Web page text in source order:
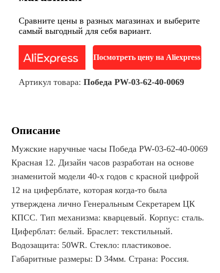
Сравните цены в разных магазинах и выберите
самый выгодный для себя вариант.
Посмотреть цену на Aliexpress
Артикул товара: Победа PW-03-62-40-0069
Описание
Мужские наручные часы Победа PW-03-62-40-0069
Красная 12. Дизайн часов разработан на основе
знаменитой модели 40-х годов с красной цифрой
12 на циферблате, которая когда-то была
утверждена лично Генеральным Секретарем ЦК
КПСС. Тип механизма: кварцевый. Корпус: сталь.
Циферблат: белый. Браслет: текстильный.
Водозащита: 50WR. Стекло: пластиковое.
Габаритные размеры: D 34мм. Страна: Россия.